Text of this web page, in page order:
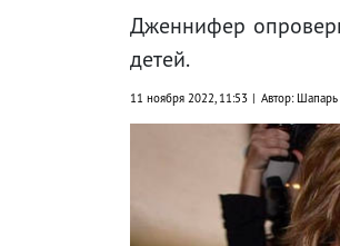
Дженнифер
детей.
11 ноября 2022, 11:53 Автор: Шапарь